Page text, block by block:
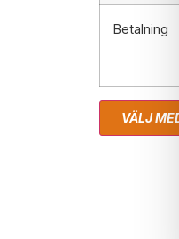
Betalning
VÄLJ